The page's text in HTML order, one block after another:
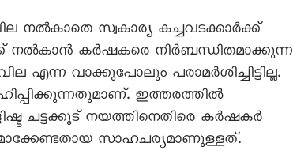
നൽകാതെ സ്വകാര്യ കച്ചവടക്കാർക്ക്‌
നൽകാൻ കർഷകരെ നിർബന്ധിതമാക്കുന്ന
എന്ന വാക്കുപോലും പരാമർശിച്ചിട്ടില്ല.
ഇത്തരത്തിൽ
ചട്ടക്കൂട്‌ നയത്തിനെതിരെ കർഷകർ
സാഹചര്യമാണുള്ളത്‌.